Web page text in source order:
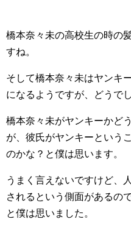
橋本奈々未の高校生の時の
すね。
そして橋本奈々未はヤンキ
になるようですが、どうで
橋本奈々未がヤンキーかど
が、彼氏がヤンキーという
のかな？と僕は思います。
うまく言えないですけど、
されるという側面があるの
と僕は思いました。